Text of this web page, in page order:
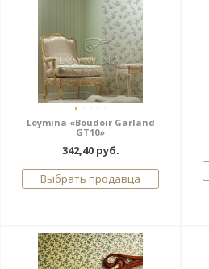
Loymina «Boudoir Garland
GT10»
342,40 руб.
Выбрать продавца